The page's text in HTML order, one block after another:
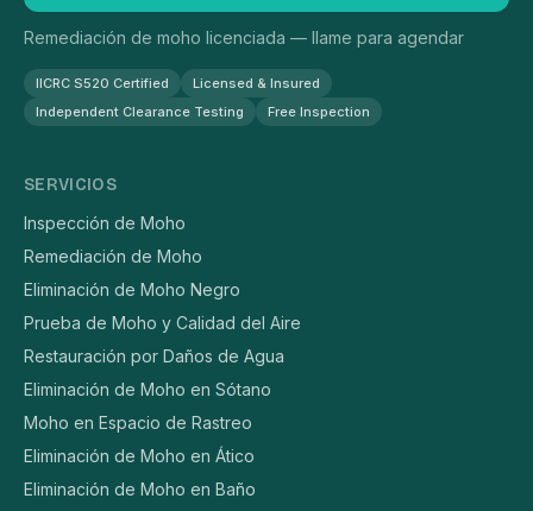
Remediación de moho licenciada — llame para agendar
IICRC S520 Certified
Licensed & Insured
Independent Clearance Testing
Free Inspection
SERVICIOS
Inspección de Moho
Remediación de Moho
Eliminación de Moho Negro
Prueba de Moho y Calidad del Aire
Restauración por Daños de Agua
Eliminación de Moho en Sótano
Moho en Espacio de Rastreo
Eliminación de Moho en Ático
Eliminación de Moho en Baño